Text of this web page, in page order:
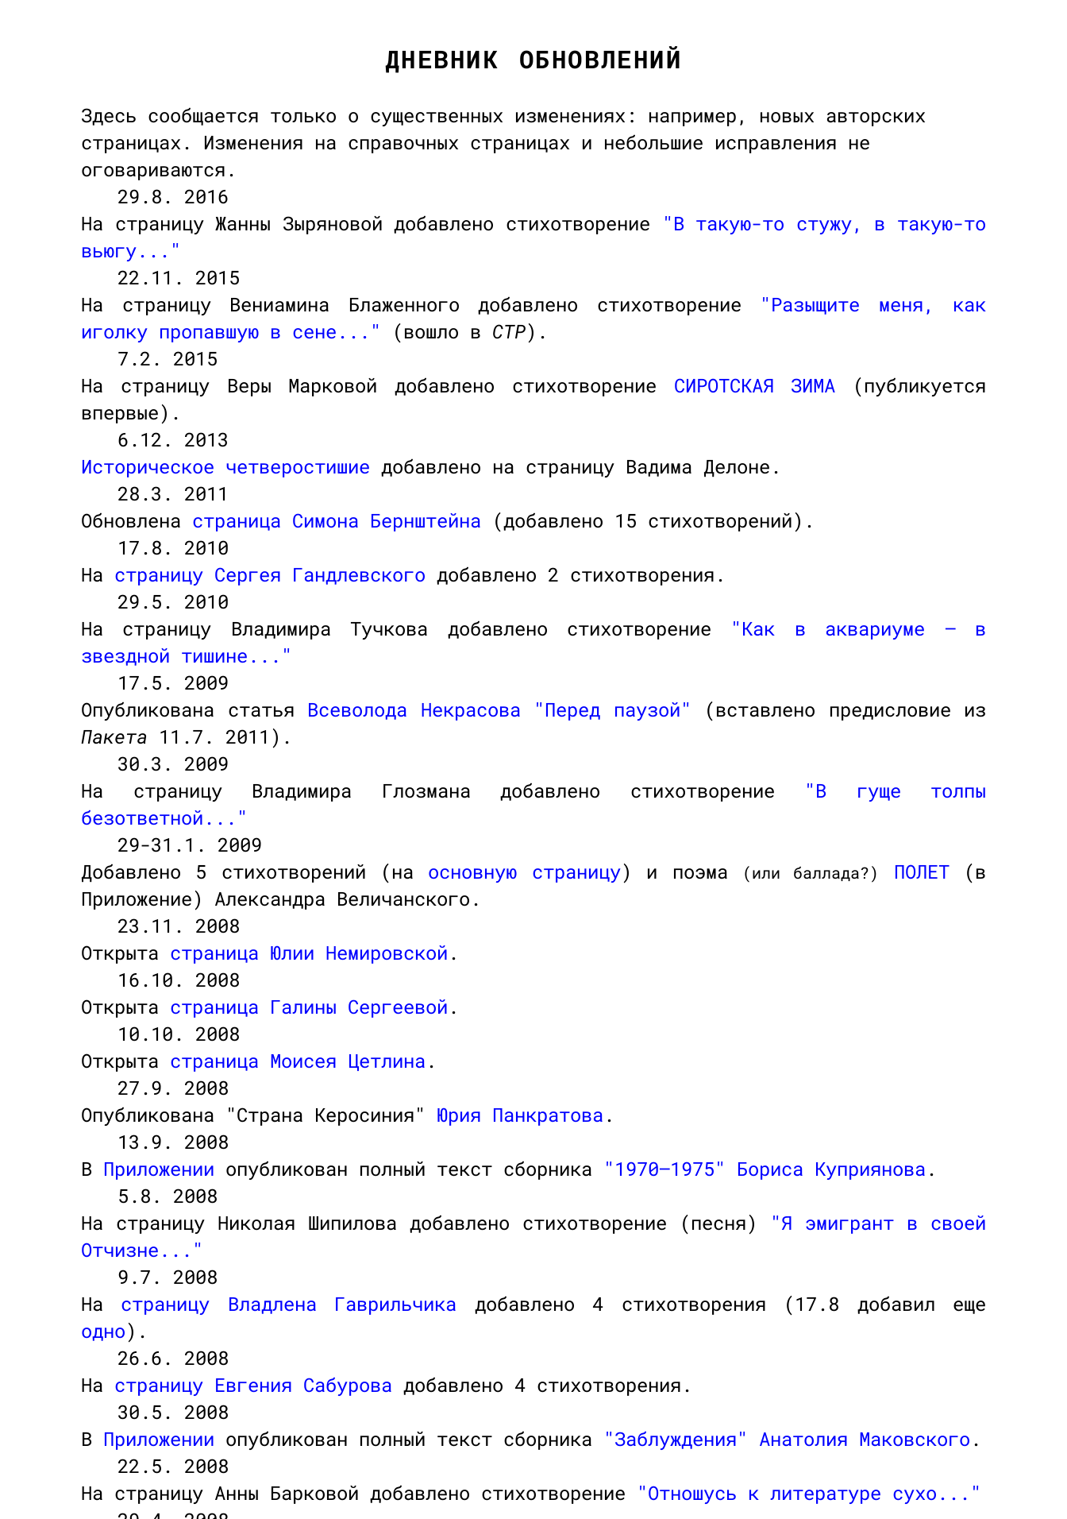
ДНЕВНИК ОБНОВЛЕНИЙ
Здесь сообщается только о существенных изменениях: например, новых авторских
страницах. Изменения на справочных страницах и небольшие исправления не
оговариваются.
29.8. 2016
На страницу Жанны Зыряновой добавлено стихотворение
"В такую-то стужу, в такую-то
вьюгу..."
22.11. 2015
На страницу Вениамина Блаженного добавлено стихотворение
"Разыщите меня, как
иголку пропавшую в сене..." (вошло в СТР).
7.2. 2015
На страницу Веры Марковой добавлено стихотворение СИРОТСКАЯ ЗИМА (публикуется
впервые).
6.12. 2013
Историческое четверостишие добавлено на страницу Вадима Делоне.
28.3. 2011
Обновлена страница Симона Бернштейна (добавлено 15 стихотворений).
17.8. 2010
На страницу Сергея Гандлевского добавлено 2 стихотворения.
29.5. 2010
На страницу Владимира Тучкова добавлено стихотворение
"Как в аквариуме — в
звездной тишине..."
17.5. 2009
Опубликована статья Всеволода Некрасова "Перед паузой" (вставлено предисловие из
Пакета 11.7. 2011).
30.3. 2009
На страницу Владимира Глозмана добавлено стихотворение
"В гуще толпы
безответной..."
29-31.1. 2009
Добавлено 5 стихотворений (на основную страницу) и поэма (или баллада?) ПОЛЕТ(в
Приложение) Александра Величанского.
23.11. 2008
Открыта страница Юлии Немировской.
16.10. 2008
Открыта страница Галины Сергеевой.
10.10. 2008
Открыта страница Моисея Цетлина.
27.9. 2008
Опубликована "Страна Керосиния" Юрия Панкратова.
13.9. 2008
В Приложении опубликован полный текст сборника "1970—1975" Бориса Куприянова.
5.8. 2008
На страницу Николая Шипилова добавлено стихотворение (песня)
"Я эмигрант в своей
Отчизне..."
9.7. 2008
На страницу Владлена Гаврильчика добавлено 4 стихотворения (17.8 добавил еще
одно).
26.6. 2008
На страницу Евгения Сабурова добавлено 4 стихотворения.
30.5. 2008
В Приложении опубликован полный текст сборника "Заблуждения" Анатолия Маковского.
22.5. 2008
На страницу Анны Барковой добавлено стихотворение "Отношусь к литературе сухо..."